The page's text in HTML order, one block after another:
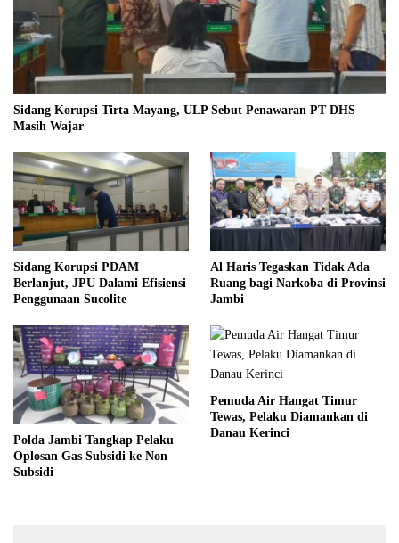
Sidang Korupsi Tirta Mayang, ULP Sebut Penawaran PT DHS
Masih Wajar
Sidang Korupsi PDAM
Berlanjut, JPU Dalami Efisiensi
Penggunaan Sucolite
Al Haris Tegaskan Tidak Ada
Ruang bagi Narkoba di Provinsi
Jambi
Polda Jambi Tangkap Pelaku
Oplosan Gas Subsidi ke Non
Subsidi
Pemuda Air Hangat Timur
Tewas, Pelaku Diamankan di
Danau Kerinci